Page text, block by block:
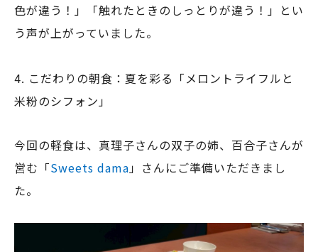
色が違う！」「触れたときのしっとりが違う！」とい
う声が上がっていました。
4. こだわりの朝食：夏を彩る「メロントライフルと
米粉のシフォン」
今回の軽食は、真理子さんの双子の姉、百合子さんが
営む「Sweets dama 」さんにご準備いただきまし
た。